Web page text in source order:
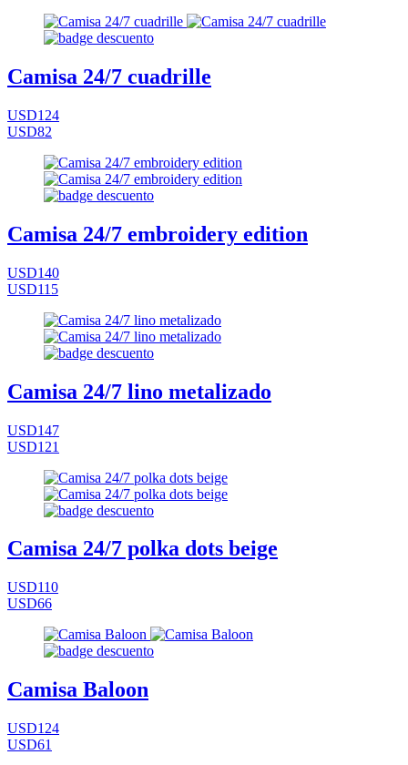
Camisa 24/7 cuadrille
USD124
USD82
Camisa 24/7 embroidery edition
USD140
USD115
Camisa 24/7 lino metalizado
USD147
USD121
Camisa 24/7 polka dots beige
USD110
USD66
Camisa Baloon
USD124
USD61